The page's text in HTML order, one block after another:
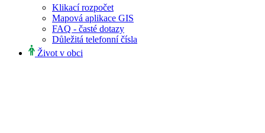
Klikací rozpočet
Mapová aplikace GIS
FAQ - časté dotazy
Důležitá telefonní čísla
Život v obci